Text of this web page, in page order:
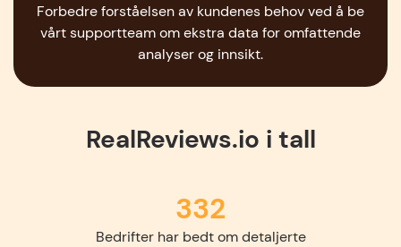
Forbedre forståelsen av kundenes behov ved å be
vårt supportteam om ekstra data for omfattende
analyser og innsikt.
RealReviews.io i tall
332
Bedrifter har bedt om detaljerte